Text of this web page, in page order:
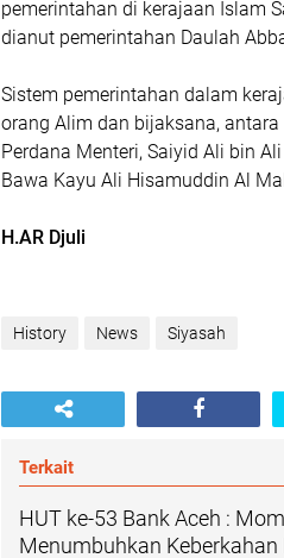
pemerintahan di kerajaan Islam
dianut pemerintahan Daulah
Sistem pemerintahan dalam
orang Alim dan bijaksana,
Perdana Menteri, Saiyid Ali bin
Bawa Kayu Ali Hisamuddin Al
H.AR Djuli
History News Siyasah
Terkait
HUT ke-53 Bank Aceh :
Menumbuhkan Keberkahan